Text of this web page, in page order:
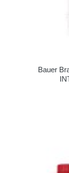
Bauer